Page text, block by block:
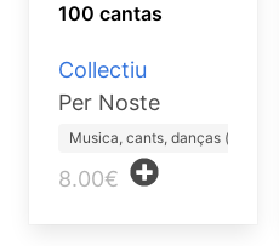
100 cantas
Collectiu
Per Noste
Musica, cants, danças (lib…
8.00€